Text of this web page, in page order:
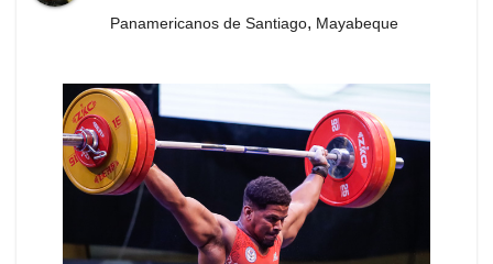
Panamericanos de Santiago, Mayabeque